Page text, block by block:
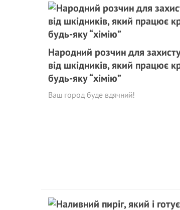
Народний розчин для
від шкідників, який працює
будь-яку “хімію”
Ваш город буде вдячний!